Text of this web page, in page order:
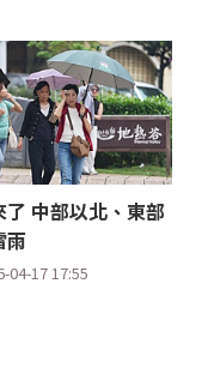
了 中部以北、東部
雨
04-17 17:55